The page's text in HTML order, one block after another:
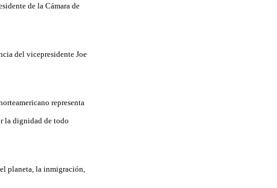
de la Cámara de
del vicepresidente Joe
representa
la dignidad de todo
planeta, la inmigración,